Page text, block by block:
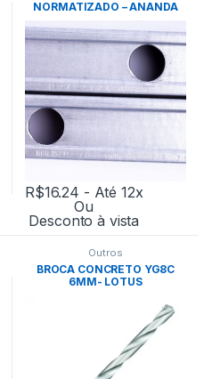
NORMATIZADO – ANANDA
R$16.24 - Até 12x
Ou
Desconto à vista
Outros
BROCA CONCRETO YG8C
6MM- LOTUS